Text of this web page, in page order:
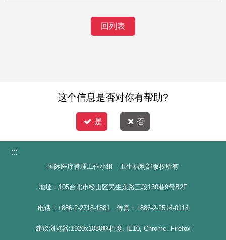
回列表
这个信息是否对你有帮助?
是 否
:::
国际医疗管理工作小组 卫生福利部版权所有
地址：105台北市松山区民生东路三段130巷9号B2F
电话：+886-2-2718-1881 传真：+886-2-2514-0114
建议浏览器:1920x1080解析度, IE10, Chrome, Firefox